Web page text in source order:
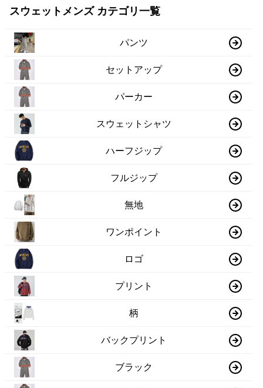
スウェットメンズ カテゴリ一覧
パンツ
セットアップ
パーカー
スウェットシャツ
ハーフジップ
フルジップ
無地
ワンポイント
ロゴ
プリント
柄
バックプリント
ブラック